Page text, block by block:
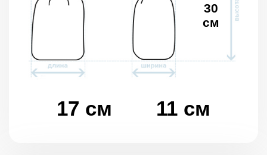
17 см 11 см
30
см